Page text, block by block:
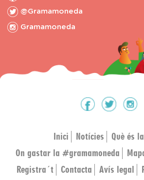
@Gramamoneda
Gramamoneda
Inici Notícies
Què és
On gastar la #gramamoneda
Registra´t
Contacta Avís legal